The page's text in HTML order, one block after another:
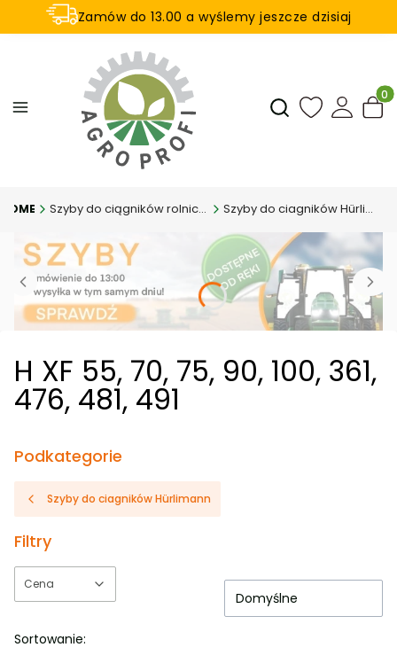
Zamów do 13.00 a wyślemy jeszcze dzisiaj
U nas na zwrot aż 21 dni
Otwórz
Szyby do ciągników rolniczych Szyby do ciagników Hürlimann
H XF 55, 70, 75, 90, 100, 361,
476, 481, 491
Podkategorie
Szyby do ciagników Hürlimann
Filtry
Cena
Sortowanie:
Domyślne